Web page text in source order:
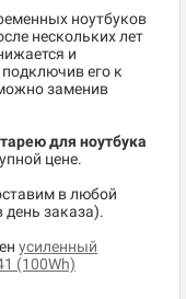
ноутбуков
нескольких лет
и
его к
заменив
для ноутбука
цене.
в любой
день заказа).
усиленный
(100Wh)